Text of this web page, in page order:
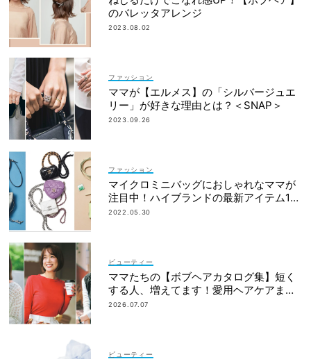
のバレッタアレンジ
2023.08.02
ファッション
ママが【エルメス】の「シルバージュエ
リー」が好きな理由とは？＜SNAP＞
2023.09.26
ファッション
マイクロミニバッグにおしゃれなママが
注目中！ハイブランドの最新アイテム15
選
2022.05.30
ビューティー
ママたちの【ボブヘアカタログ集】短く
する人、増えてます！愛用ヘアケアまで
全部見せ
2026.07.07
ビューティー